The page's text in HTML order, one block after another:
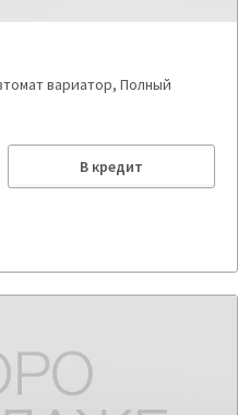
вариатор, Полный
В кредит